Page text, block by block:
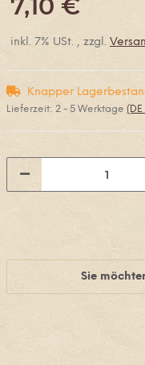
7,10 €
inkl. 7% USt. , zzgl.
Knapper
Lieferzeit: 2 - 5 Werktage
Sie